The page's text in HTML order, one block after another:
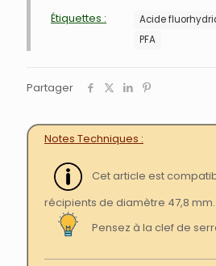
Étiquettes :
Acide
PFA
Partager
Notes Techniques
Cet article est
récipients de diamètre 47,8 mm.
Pensez à la clef de